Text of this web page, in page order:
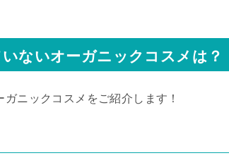
ないオーガニックコスメは？
ニックコスメをご紹介します！